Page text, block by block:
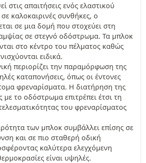
στις απαιτήσεις ενός ελαστικού
καλοκαιρινές συνθήκες, ο
σε μια δομή που στοχεύει στη
σε στεγνό οδόστρωμα. Τα μπλοκ
στο κέντρο του πέλματος καθώς
ειδικά.
περιορίζει την παραμόρφωση της
καταπονήσεις, όπως οι έντονες
φρεναρίσματα. Η διατήρηση της
με το οδόστρωμα επιτρέπει έτσι τη
του φρεναρίσματος
των μπλοκ συμβάλλει επίσης σε
και σε πιο σταθερή οδική
καλύτερα ελεγχόμενη
είναι υψηλές.